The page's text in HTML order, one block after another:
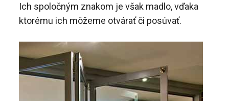
Ich spoločným znakom je však madlo, vďaka
ktorému ich môžeme otvárať či posúvať.